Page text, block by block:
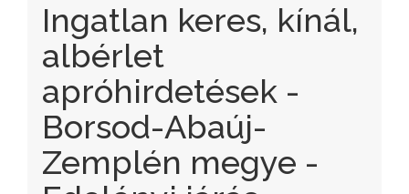
Ingatlan keres, kínál,
albérlet
apróhirdetések -
Borsod-Abaúj-
Zemplén megye -